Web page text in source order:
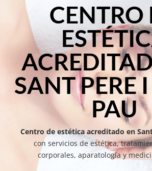
CENTRO
SANT PERE
PAU
Centro de estética acreditado en
con servicios de estética,
corporales, aparatología y